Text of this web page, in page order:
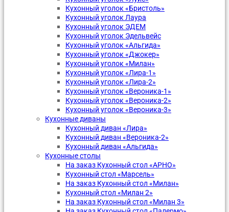
Кухонный уголок «Бристоль»
Кухонный уголок Лаура
Кухонный уголок ЭДЕМ
Кухонный уголок Эдельвейс
Кухонный уголок «Альгида»
Кухонный уголок «Джокер»
Кухонный уголок «Милан»
Кухонный уголок «Лира-1»
Кухонный уголок «Лира-2»
Кухонный уголок «Вероника-1»
Кухонный уголок «Вероника-2»
Кухонный уголок «Вероника-3»
Кухонные диваны
Кухонный диван «Лира»
Кухонный диван «Вероника-2»
Кухонный диван «Альгида»
Кухонные столы
На заказ Кухонный стол «АРНО»
Кухонный стол «Марсель»
На заказ Кухонный стол «Милан»
Кухонный стол «Милан 2»
На заказ Кухонный стол «Милан 3»